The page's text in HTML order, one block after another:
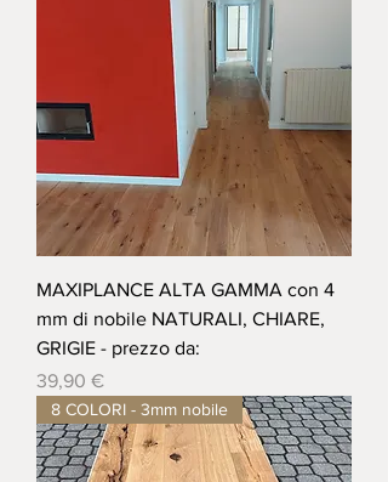
MAXIPLANCE ALTA GAMMA con 4
mm di nobile NATURALI, CHIARE,
GRIGIE - prezzo da:
Prezzo
39,90 €
8 COLORI - 3mm nobile